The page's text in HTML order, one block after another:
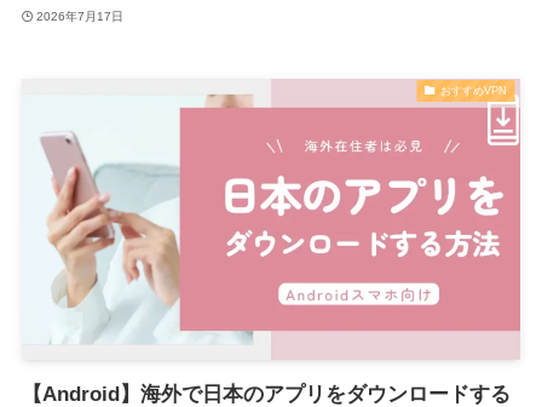
2026年7月17日
おすすめVPN
【Android】海外で日本のアプリをダウンロードする